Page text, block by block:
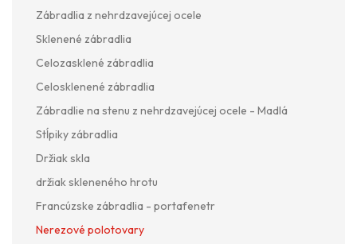
Zábradlia z nehrdzavejúcej ocele
Sklenené zábradlia
Celozasklené zábradlia
Celosklenené zábradlia
Zábradlie na stenu z nehrdzavejúcej ocele - Madlá
Stĺpiky zábradlia
Držiak skla
držiak skleneného hrotu
Francúzske zábradlia - portafenetr
Nerezové polotovary